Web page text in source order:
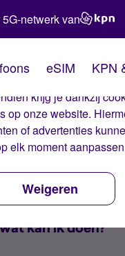
website. Met deze
krijg je dankzij
op onze website.
of advertenties
elk moment
Weigeren
netwerk van
eSIM KPN
kan ik doen?